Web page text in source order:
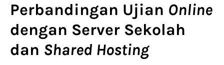
Perbandingan Ujian Online
dengan Server Sekolah
dan Shared Hosting